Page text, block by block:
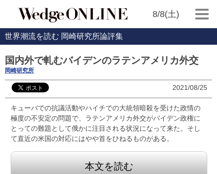
8/8(土)
世界潮流を読む 岡崎研究所論評集
国内外で軋むバイデンのラテンアメリカ外交
岡崎研究所
2021/08/25
キューバでの抗議活動やハイチでの大統領暗殺を受けた政情の
極度の不安定の問題で、ラテンアメリカ外交がバイデン政権に
とっての難題として俄かに注目される状況になって来た。そし
て直近の米国の対応にはやや首をひねるものがある。
本文を読む